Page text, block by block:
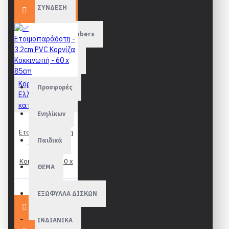
ΣΥΝΔΕΣΗ
Paint by Numbers
SILHOUETTE
Προσφορές
Ενηλίκων
Παιδικά
ΘΕΜΑ
ΕΞΩΦΥΛΛΑ ΔΙΣΚΩΝ
ΙΝΔΙΑΝΙΚΑ
Κορνίζες
Ελληνικής
κατασκευής
Ετοιμοπαράδοτη
- 3,2cm PVC
Κοκκινωπή - 60 x
85cm